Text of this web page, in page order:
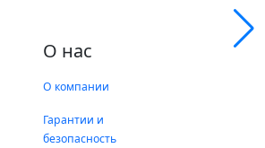
О нас
О компании
Гарантии и
безопасность